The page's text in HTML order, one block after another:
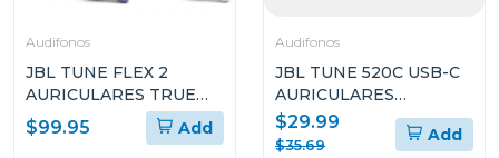
Audifonos
JBL TUNE FLEX 2
AURICULARES TRUE
WIRELESS CON
CANCELACIÓN DE
$99.95 Add
Audifonos
JBL TUNE 520C USB-C
AURICULARES
INTRAAURALES DE
ALTA RESOLUCIÓN
$29.99
$35.69
Add